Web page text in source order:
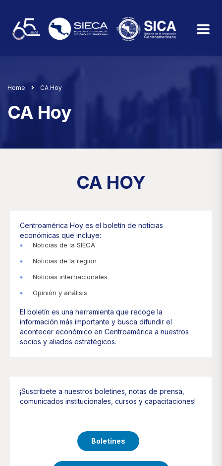
Home CA Hoy
CA Hoy
CA HOY
Centroamérica Hoy es el boletín de noticias
económicas que incluye:
Noticias de la SIECA
Noticias de la región
Noticias internacionales
Opinión y análisis
El boletín es una herramienta que recoge la
información más importante y busca difundir el
acontecer económico en Centroamérica a nuestros
socios y aliados estratégicos.
¡Suscríbete a nuestros boletines, notas de prensa,
comunicados institucionales, cursos y capacitaciones!
Boletines